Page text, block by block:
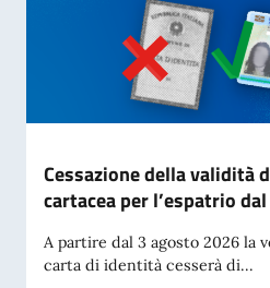
Cessazione della validità
cartacea per l’espatrio
A partire dal 3 agosto 2026 la
carta di identità cesserà di...